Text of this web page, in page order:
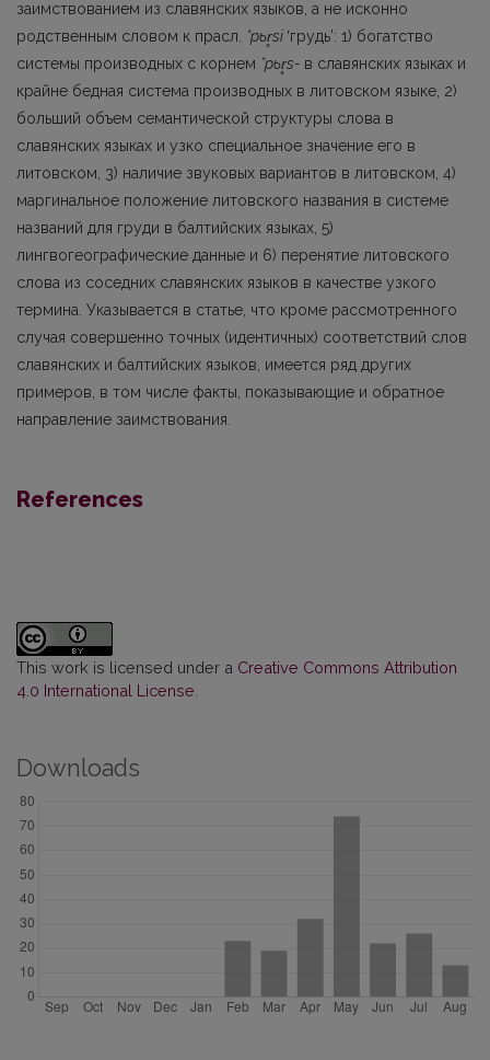
заимствованием из славянских языков, а не исконно
родственным словом к прасл.
*pьrsi ʽгрудь’: 1) богатство
системы производных с корнем *pьrs- в славянс­ких языках и
крайне бедная система производных в литовском языке, 2)
больший объем семантической структуры слова в
славянских языках и узко специальное значение его в
литовском, 3) наличие звуковых вариантов в литовском, 4)
маргинальное положение литовского названия в системе
названий для груди в балтийских языках, 5)
лингвогеографические данные и 6) перенятие литовского
слова из соседних славянских языков в качестве узкого
термина. Указывается в статье, что кроме рассмотренного
случая совершенно точных (иден­тичных) соответствий слов
славянских и балтийских языков, имеется ряд других
примеров, в том числе факты, показывающие и обратное
направление заимствования.
References
This work is licensed under a Creative Commons Attribution
4.0 International License
Downloads